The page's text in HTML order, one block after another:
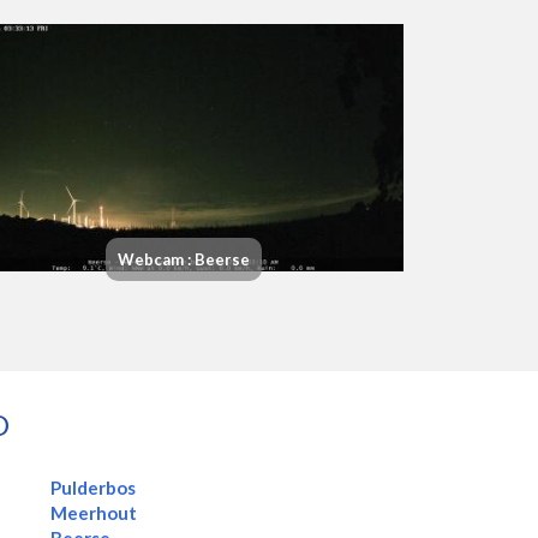
Webcam : Beerse
Pulderbos
Meerhout